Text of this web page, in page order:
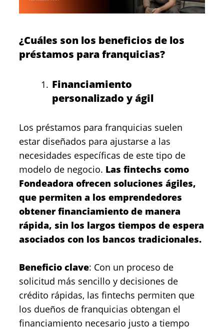
¿Cuáles son los beneficios de los
préstamos para franquicias?
Financiamiento
personalizado y ágil
Los préstamos para franquicias suelen
estar diseñados para ajustarse a las
necesidades específicas de este tipo de
modelo de negocio. Las fintechs como
Fondeadora ofrecen soluciones ágiles,
que permiten a los emprendedores
obtener financiamiento de manera
rápida, sin los largos tiempos de espera
asociados con los bancos tradicionales.
Beneficio clave: Con un proceso de
solicitud más sencillo y decisiones de
crédito rápidas, las fintechs permiten que
los dueños de franquicias obtengan el
financiamiento necesario justo a tiempo